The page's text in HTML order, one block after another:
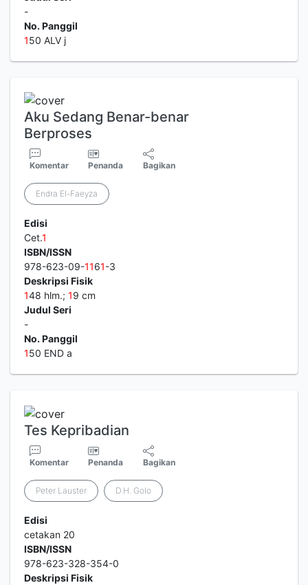
-
No. Panggil
150 ALV j
Aku Sedang Benar-benar
Berproses
Komentar Penanda Bagikan
Endra El-Faeyza
Edisi
Cet.1
ISBN/ISSN
978-623-09-1161-3
Deskripsi Fisik
148 hlm.; 19 cm
Judul Seri
-
No. Panggil
150 END a
Tes Kepribadian
Komentar Penanda Bagikan
Peter Lauster D.H. Golo
Edisi
cetakan 20
ISBN/ISSN
978-623-328-354-0
Deskripsi Fisik